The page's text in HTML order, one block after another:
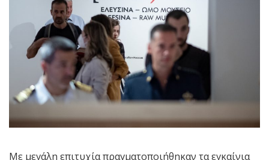
Με μεγάλη επιτυχία πραγματοποιήθηκαν τα εγκαίνια